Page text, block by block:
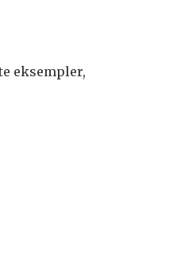
eksempler,